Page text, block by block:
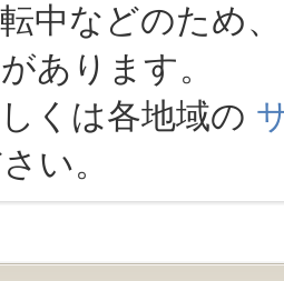
中などのため
あります。
くは各地域の
い。